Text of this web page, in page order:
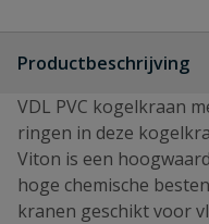
Productbeschrijving
VDL PVC kogelkraan
ringen in deze
Viton is een
hoge chemische
kranen geschikt voor